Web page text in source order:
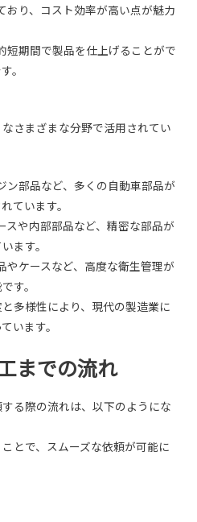
おり、コスト効率が高い点が魅力
短期間で製品を仕上げることがで
。
さまざまな分野で活用されてい
ン部品など、多くの自動車部品が
ています。
スや内部部品など、精密な部品が
ます。
やケースなど、高度な衛生管理が
す。
多様性により、現代の製造業に
います。
までの流れ
る際の流れは、以下のようにな
とで、スムーズな依頼が可能に